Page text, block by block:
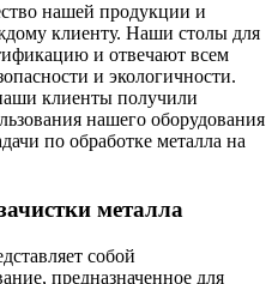
нашей продукции и
клиенту. Наши столы для
и отвечают всем
и экологичности.
клиенты получили
нашего оборудования
по обработке металла на
металла
собой
предназначенное для